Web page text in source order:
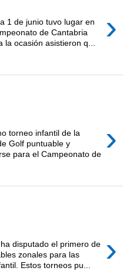
›
1 de junio tuvo lugar en
de Cantabria
la ocasión asistieron q...
›
torneo infantil de la
Golf puntuable y
para el Campeonato de
›
disputado el primero de
zonales para las
Estos torneos pu...